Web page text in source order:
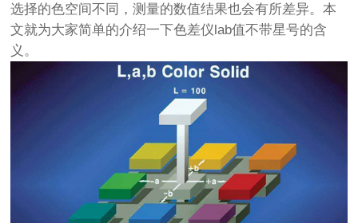
选择的色空间不同，测量的数值结果也会有所差异。本
文就为大家简单的介绍一下色差仪lab值不带星号的含
义。